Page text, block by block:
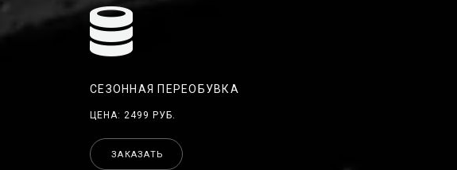
СЕЗОННАЯ ПЕРЕОБУВКА
ЦЕНА: 2499 РУБ.
ЗАКАЗАТЬ